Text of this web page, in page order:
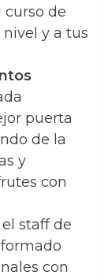
de
y a tus
puerta
de la
y
con
el staff de
con